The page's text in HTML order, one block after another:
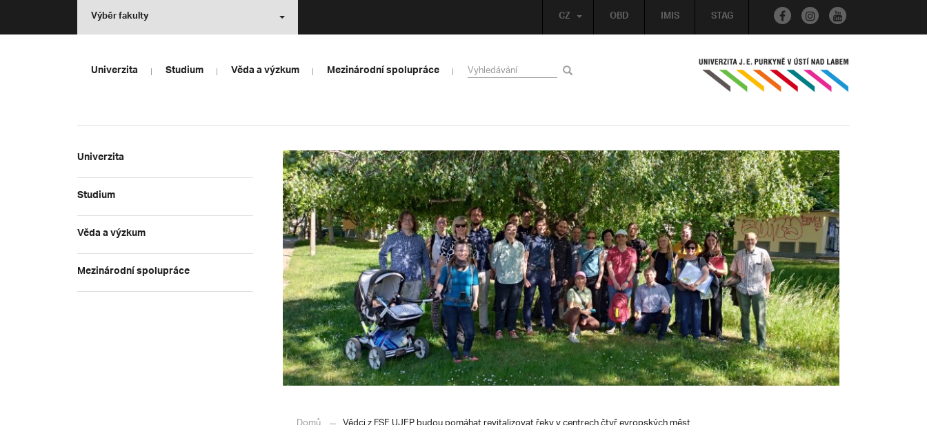
OBD IMIS STAG
CZ
Výběr fakulty
Univerzita Studium Věda a výzkum Mezinárodní spolupráce
Univerzita
Studium
Věda a výzkum
Mezinárodní spolupráce